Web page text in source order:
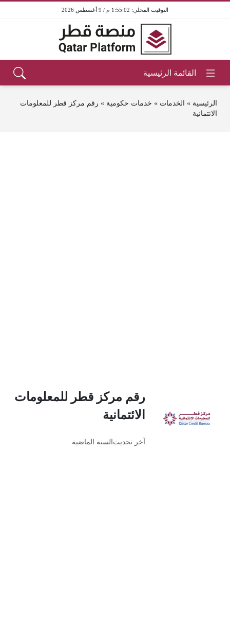
1:55:02 م / 9 أغسطس 2026
الرئيسية » الخدمات » خدمات حكومية » رقم مركز قطر للمعلومات
الائتمانية
رقم مركز قطر للمعلومات
الائتمانية
آخر تحديث السنة الماضية